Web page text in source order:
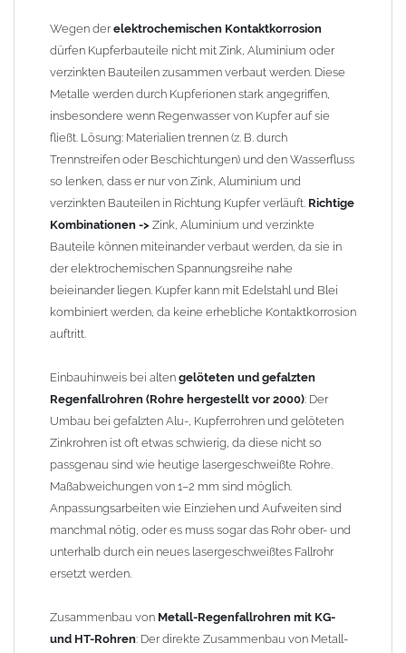
Wegen derelektrochemischen Kontaktkorrosion
dürfen Kupferbauteile nicht mit Zink, Aluminium oder
verzinkten Bauteilen zusammen verbaut werden. Diese
Metalle werden durch Kupferionen stark angegriffen,
insbesondere wenn Regenwasser von Kupfer auf sie
fließt. Lösung: Materialien trennen (z. B. durch
Trennstreifen oder Beschichtungen) und den Wasserfluss
so lenken, dass er nur von Zink, Aluminium und
verzinkten Bauteilen in Richtung Kupfer verläuft. Richtige
Kombinationen -> Zink, Aluminium und verzinkte
Bauteile können miteinander verbaut werden, da sie in
der elektrochemischen Spannungsreihe nahe
beieinander liegen. Kupfer kann mit Edelstahl und Blei
kombiniert werden, da keine erhebliche Kontaktkorrosion
auftritt.
Einbauhinweis bei alten gelöteten und gefalzten
Regenfallrohren (Rohre hergestellt vor 2000): Der
Umbau bei gefalzten Alu-, Kupferrohren und gelöteten
Zinkrohren ist oft etwas schwierig, da diese nicht so
passgenau sind wie heutige lasergeschweißte Rohre.
Maßabweichungen von 1–2 mm sind möglich.
Anpassungsarbeiten wie Einziehen und Aufweiten sind
manchmal nötig, oder es muss sogar das Rohr ober- und
unterhalb durch ein neues lasergeschweißtes Fallrohr
ersetzt werden.
Zusammenbau von Metall-Regenfallrohren mit KG-
und HT-Rohren: Der direkte Zusammenbau von Metall-